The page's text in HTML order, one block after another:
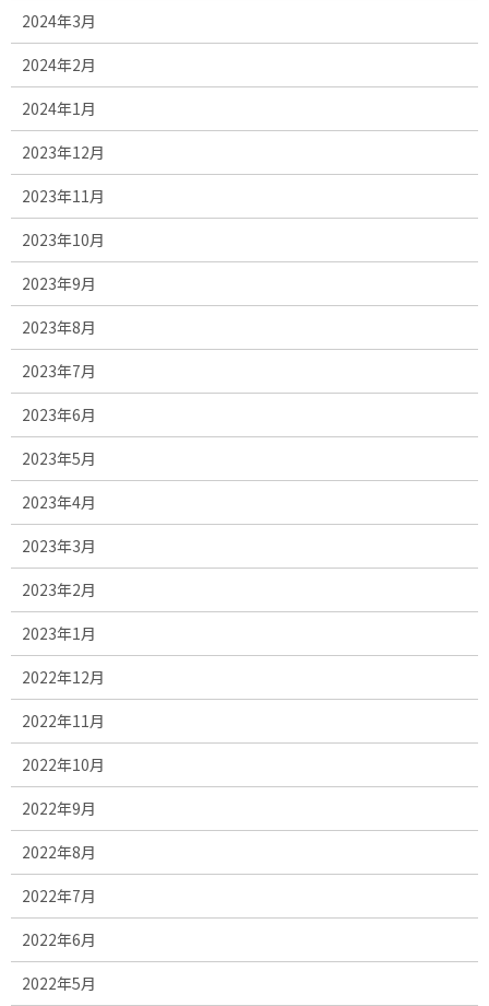
2024年3月
2024年2月
2024年1月
2023年12月
2023年11月
2023年10月
2023年9月
2023年8月
2023年7月
2023年6月
2023年5月
2023年4月
2023年3月
2023年2月
2023年1月
2022年12月
2022年11月
2022年10月
2022年9月
2022年8月
2022年7月
2022年6月
2022年5月